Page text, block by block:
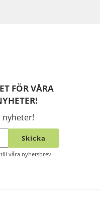
FÖR VÅRA
nyheter!
Skicka
våra nyhetsbrev.